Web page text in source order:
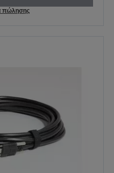
πώλησης